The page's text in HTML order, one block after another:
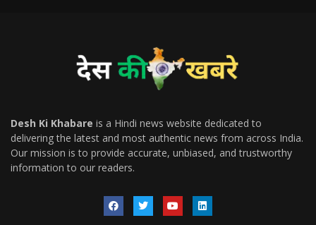
Desh Ki Khabare is a Hindi news website dedicated to
delivering the latest and most authentic news from across India.
Our mission is to provide accurate, unbiased, and trustworthy
information to our readers.